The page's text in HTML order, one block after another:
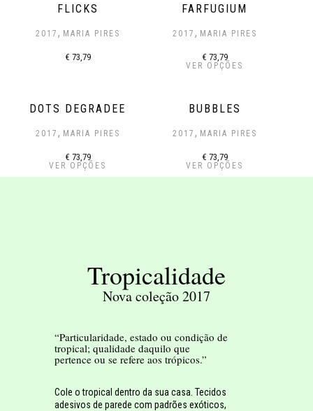
FLICKS
2017 , MARIA PIRES
€ 73,79
FARFUGIUM
2017 , MARIA PIRES
€ 73,79
VER OPÇÕES
DOTS DEGRADEE
2017 , MARIA PIRES
€ 73,79
VER OPÇÕES
BUBBLES
2017 , MARIA PIRES
€ 73,79
VER OPÇÕES
Tropicalidade
Nova coleção 2017
“Particularidade, estado ou condição de
tropical; qualidade daquilo que
pertence ou se refere aos trópicos.”
Cole o tropical dentro da sua casa. Tecidos
adesivos de parede com padrões exóticos,